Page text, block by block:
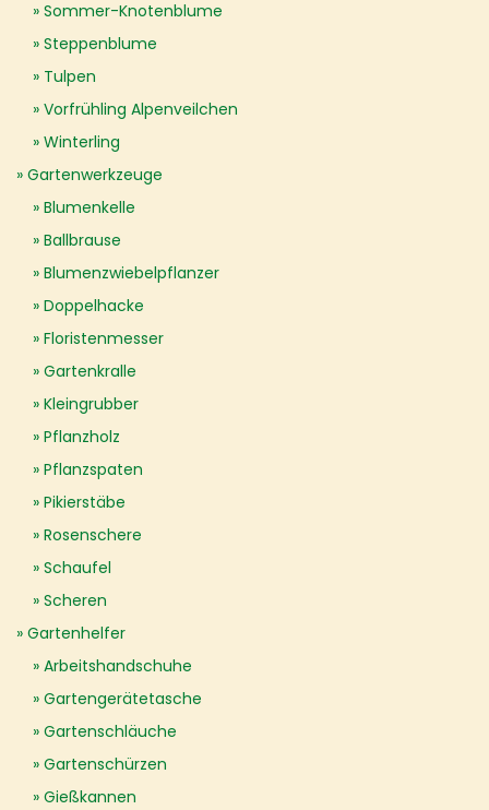
Sommer-Knotenblume
Steppenblume
Tulpen
Vorfrühling Alpenveilchen
Winterling
Gartenwerkzeuge
Blumenkelle
Ballbrause
Blumenzwiebelpflanzer
Doppelhacke
Floristenmesser
Gartenkralle
Kleingrubber
Pflanzholz
Pflanzspaten
Pikierstäbe
Rosenschere
Schaufel
Scheren
Gartenhelfer
Arbeitshandschuhe
Gartengerätetasche
Gartenschläuche
Gartenschürzen
Gießkannen